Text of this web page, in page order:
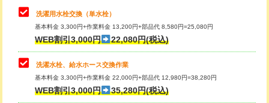
給水管工事※（ライニング鋼管・銅
管・ポリ管・HT管使用/3ｍ超え)
排水管工事（土の掘削・埋め戻し作
業）
排水管工事（排水管工事/3ｍまで） 55,000円
理・調整・分解・加工など（中作業）
止水・漏水調査・防水処理・清掃・修
理・調整・分解・加工など（重作業）
33,000円
キッチンタンク脱着
その他部品の脱着
洗濯用水栓交換（単水栓）
基本料金 3,300円+作業料金 13,200円+部品代 8,580円=25,080円
WEB割引3,000円 22,080円(税込)
洗濯水栓、給水ホース交換作業
基本料金 3,300円+作業料金 22,000円+部品代 12,980円=38,280円
WEB割引3,000円 35,280円(税込)